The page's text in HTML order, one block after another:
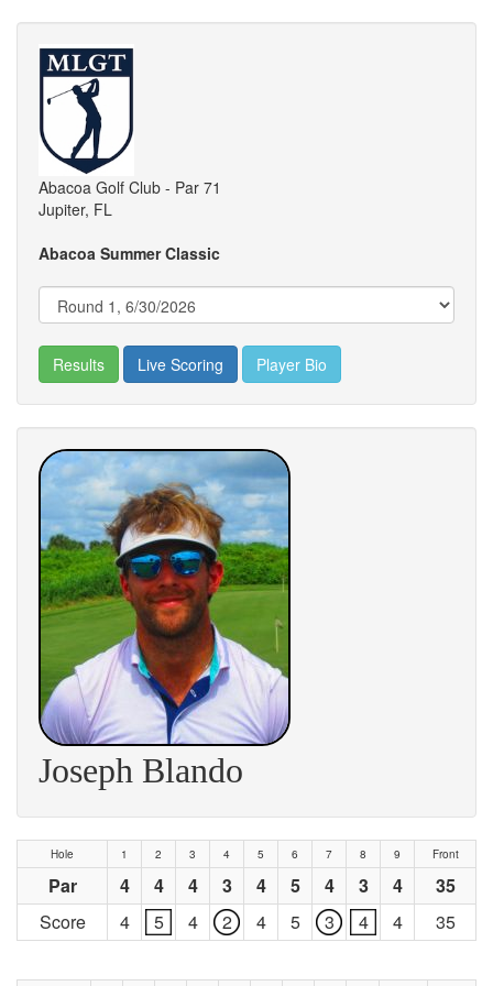
Abacoa Golf Club - Par 71
Jupiter, FL
Abacoa Summer Classic
Results Live Scoring Player Bio
Joseph Blando
Hole 1 2 3 4 5 6 7 8 9 Front
Par 4 4 4 3 4 5 4 3 4
35
Score
4 5 4 2 4 5 3 4 4 35